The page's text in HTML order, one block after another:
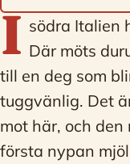
I södra Italien
Där möts
till en deg som
tuggvänlig. Det
mot här, och
första nypan